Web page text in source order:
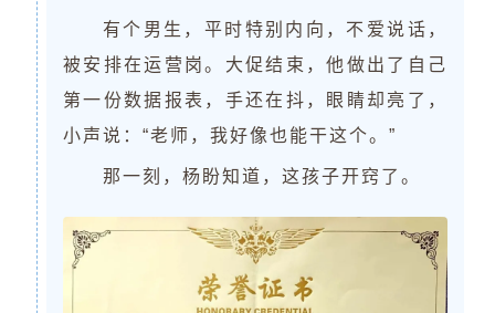
有个男生，平时特别内向，不爱说话，
被安排在运营岗。大促结束，他做出了自己
第一份数据报表，手还在抖，眼睛却亮了，
小声说：“老师，我好像也能干这个。”
那一刻，杨盼知道，这孩子开窍了。